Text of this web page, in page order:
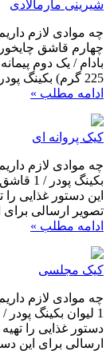
شیرینی مارمالادی
225 گرم) بکینگ پودر / نصف قاشق چایخوری مارمالاد تمشک یا…
ادامه مطلب »
کیک پروانه ای
بکینگ
این دستور غذایی را
تصویر ارسالی
ادامه مطلب »
کیک مجلسی
دستور غذایی را
ارسالی برای این